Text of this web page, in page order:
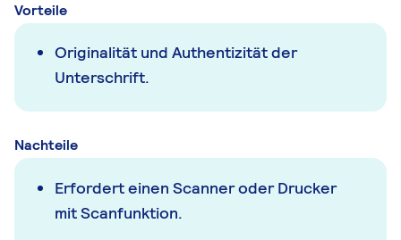
Vorteile
Originalität und Authentizität der
Unterschrift.
Nachteile
Erfordert einen Scanner oder Drucker
mit Scanfunktion.